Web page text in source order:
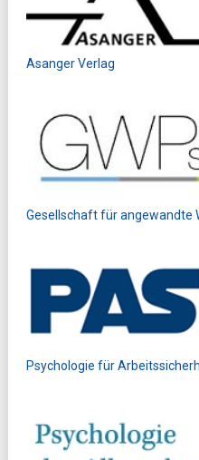
Asanger Verlag
Gesellschaft für angewandte
Psychologie für